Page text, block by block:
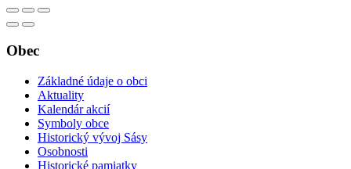
Obec
Základné údaje o obci
Aktuality
Kalendár akcií
Symboly obce
Historický vývoj Sásy
Osobnosti
Historické pamiatky